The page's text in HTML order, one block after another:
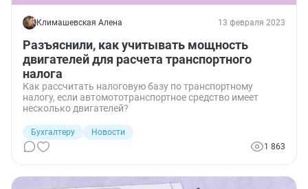
Климашевская Алена 13 февраля 2023
Разъяснили, как учитывать мощность
двигателей для расчета транспортного
налога
Как рассчитать налоговую базу по транспортному
налогу, если автомототранспортное средство имеет
несколько двигателей?
Бухгалтеру
Новости
1 863